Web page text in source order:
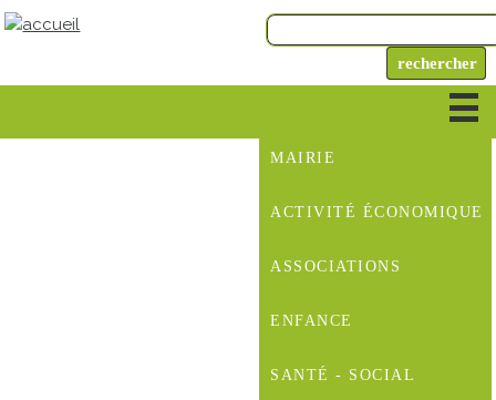
MAIRIE
ACTIVITÉ ÉCONOMIQUE
ASSOCIATIONS
ENFANCE
SANTÉ - SOCIAL